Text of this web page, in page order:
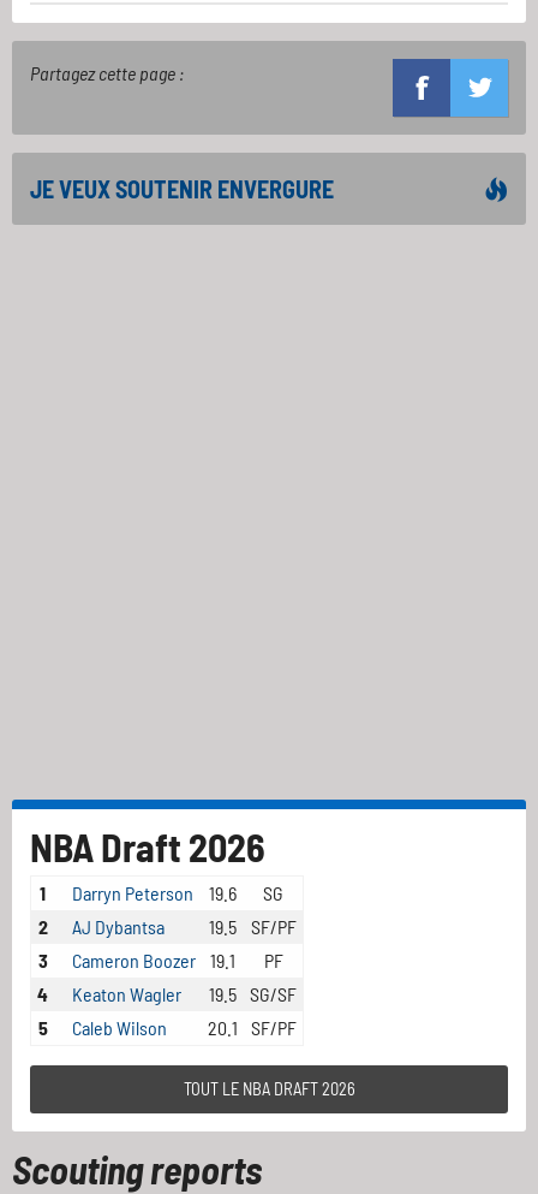
Partagez cette page :
JE VEUX SOUTENIR ENVERGURE
NBA Draft 2026
1 Darryn Peterson 19.6
SG
2
AJ Dybantsa 19.5
SF/PF
3
Cameron Boozer 19.1
PF
4
Keaton Wagler 19.5 SG/SF
5
Caleb Wilson 20.1 SF/PF
TOUT LE NBA DRAFT 2026
Scouting reports